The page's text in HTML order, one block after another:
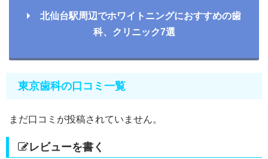
北仙台駅周辺でホワイトニングにおすすめの歯
科、クリニック7選
東京歯科の口コミ一覧
まだ口コミが投稿されていません。
レビューを書く